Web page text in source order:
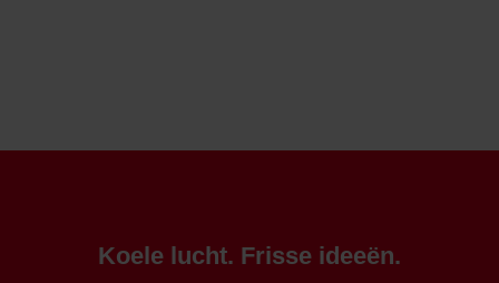
Koele lucht. Frisse ideeën.